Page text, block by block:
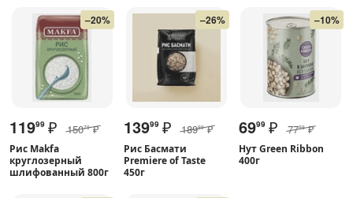
–20%
11999 ₽ 15079 ₽
Рис Makfa
круглозерный
шлифованный 800г
–26%
13999 ₽ 18999 ₽
Рис Басмати
Premiere of Taste
450г
–10%
6999 ₽ 7799 ₽
Нут Green Ribbon
400г